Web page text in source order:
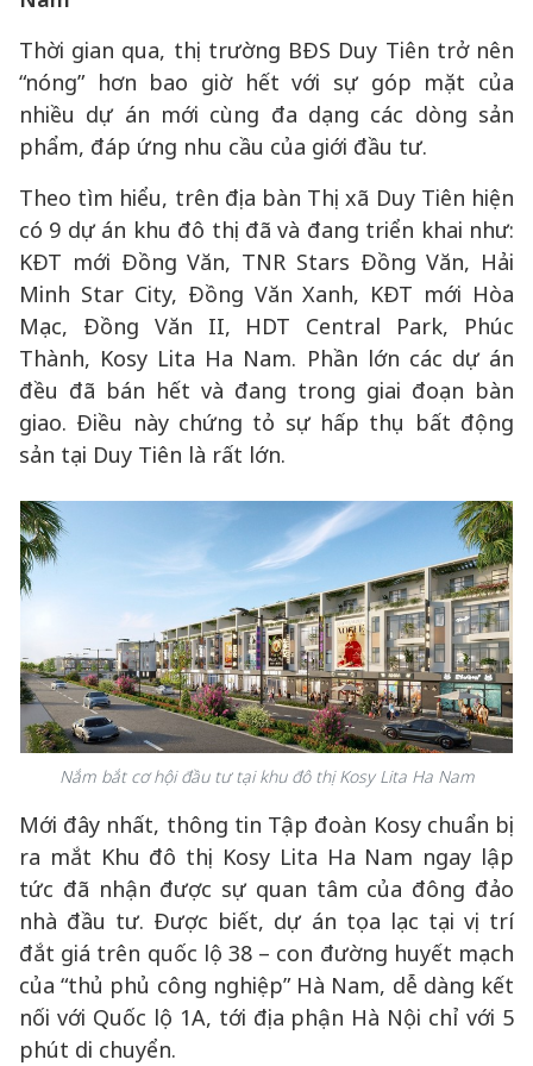
Thời gian qua, thị trường BĐS Duy Tiên trở nên
“nóng” hơn bao giờ hết với sự góp mặt của
nhiều dự án mới cùng đa dạng các dòng sản
phẩm, đáp ứng nhu cầu của giới đầu tư.
Theo tìm hiểu, trên địa bàn Thị xã Duy Tiên hiện
có 9 dự án khu đô thị đã và đang triển khai như:
KĐT mới Đồng Văn, TNR Stars Đồng Văn, Hải
Minh Star City, Đồng Văn Xanh, KĐT mới Hòa
Mạc, Đồng Văn II, HDT Central Park, Phúc
Thành, Kosy Lita Ha Nam. Phần lớn các dự án
đều đã bán hết và đang trong giai đoạn bàn
giao. Điều này chứng tỏ sự hấp thụ bất động
sản tại Duy Tiên là rất lớn.
Nắm bắt cơ hội đầu tư tại khu đô thị Kosy Lita Ha Nam
Mới đây nhất, thông tin Tập đoàn Kosy chuẩn bị
ra mắt Khu đô thị Kosy Lita Ha Nam ngay lập
tức đã nhận được sự quan tâm của đông đảo
nhà đầu tư. Được biết, dự án tọa lạc tại vị trí
đắt giá trên quốc lộ 38 – con đường huyết mạch
của “thủ phủ công nghiệp” Hà Nam, dễ dàng kết
nối với Quốc lộ 1A, tới địa phận Hà Nội chỉ với 5
phút di chuyển.